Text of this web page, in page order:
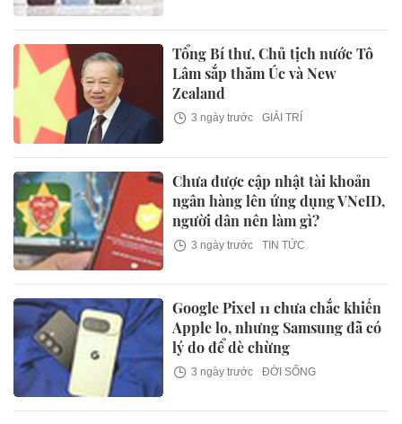
Tổng Bí thư, Chủ tịch nước Tô
Lâm sắp thăm Úc và New
Zealand
3 ngày trước GIẢI TRÍ
Chưa được cập nhật tài khoản
ngân hàng lên ứng dụng VNeID,
người dân nên làm gì?
3 ngày trước TIN TỨC
Google Pixel 11 chưa chắc khiến
Apple lo, nhưng Samsung đã có
lý do để dè chừng
3 ngày trước ĐỜI SỐNG